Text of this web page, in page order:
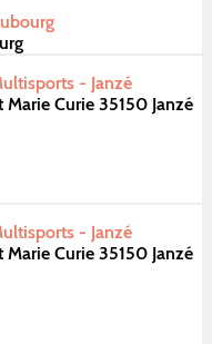
- Janzé
Marie Curie 35150 Janzé
- Janzé
Marie Curie 35150 Janzé